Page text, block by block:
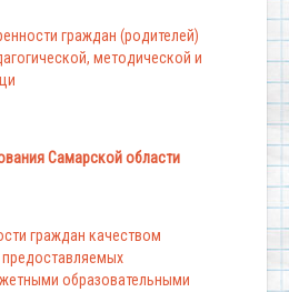
граждан (родителей)
методической и
Самарской области
граждан качеством
предоставляемых
образовательными